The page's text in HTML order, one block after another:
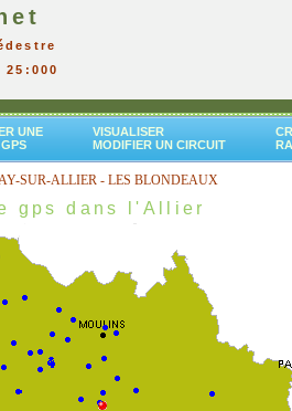
UNE
VISUALISER
MODIFIER UN CIRCUIT
SUR-ALLIER - LES BLONDEAUX
gps dans l'Allier